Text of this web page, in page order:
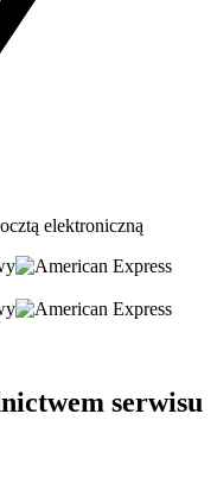
elektroniczną
serwisu